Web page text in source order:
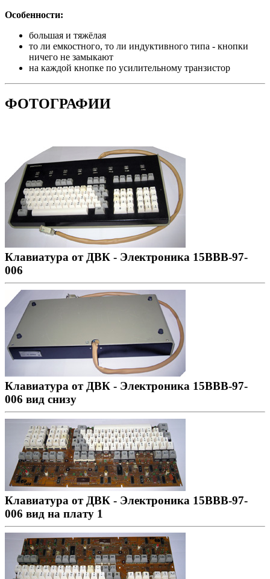
Особенности:
большая и тяжёлая
то ли емкостного, то ли индуктивного типа - кнопки
ничего не замыкают
на каждой кнопке по усилительному транзистор
ФОТОГРАФИИ
Клавиатура от ДВК - Электроника 15ВВВ-97-
006
Клавиатура от ДВК - Электроника 15ВВВ-97-
006 вид снизу
Клавиатура от ДВК - Электроника 15ВВВ-97-
006 вид на плату 1